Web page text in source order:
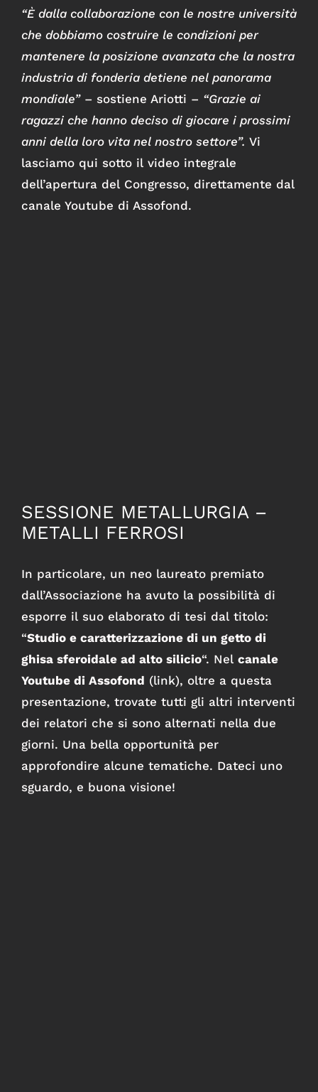
“È dalla collaborazione con le nostre università
che dobbiamo costruire le condizioni per
mantenere la posizione avanzata che la nostra
industria di fonderia detiene nel panorama
mondiale”– sostiene Ariotti – “Grazie ai
ragazzi che hanno deciso di giocare i prossimi
anni della loro vita nel nostro settore”. Vi
lasciamo qui sotto il video integrale
dell’apertura del Congresso, direttamente dal
canale Youtube di Assofond.
SESSIONE METALLURGIA –
METALLI FERROSI
In particolare, un neo laureato premiato
dall’Associazione ha avuto la possibilità di
esporre il suo elaborato di tesi dal titolo:
“Studio e caratterizzazione di un getto di
ghisa sferoidale ad alto silicio“. Nel canale
Youtube di Assofond (link), oltre a questa
presentazione, trovate tutti gli altri interventi
dei relatori che si sono alternati nella due
giorni. Una bella opportunità per
approfondire alcune tematiche. Dateci uno
sguardo, e buona visione!